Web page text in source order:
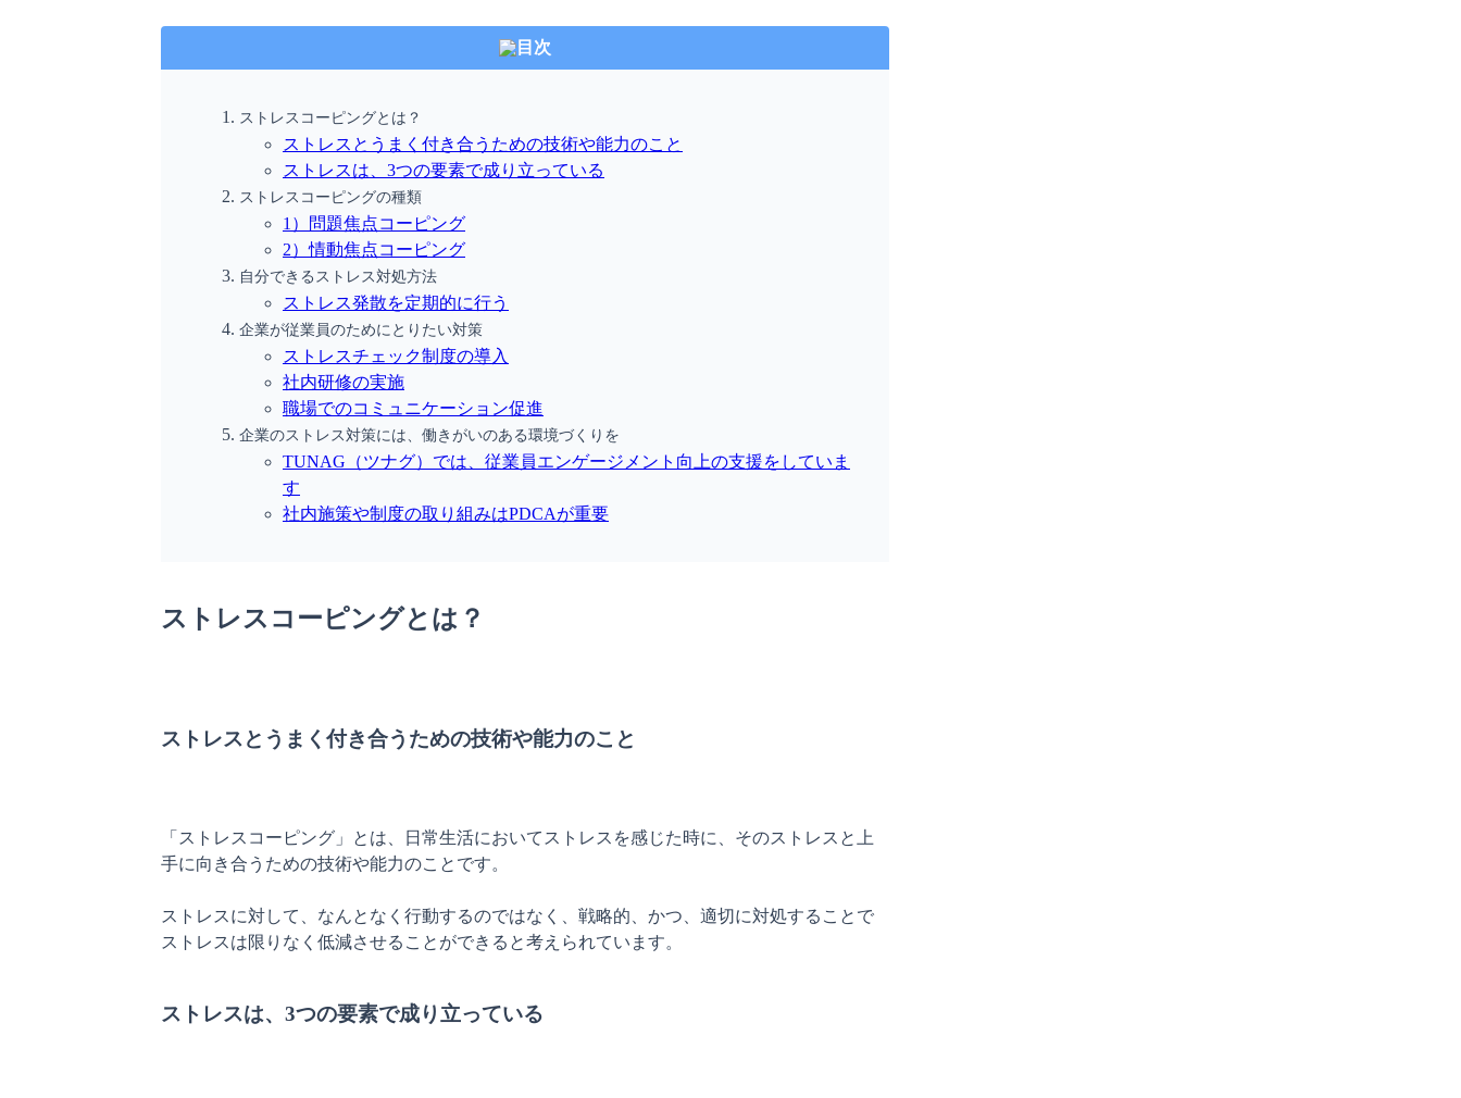
目次
ストレスコーピングとは？
ストレスとうまく付き合うための技術や能力のこと
ストレスは、3つの要素で成り立っている
ストレスコーピングの種類
1）問題焦点コーピング
2）情動焦点コーピング
自分できるストレス対処方法
ストレス発散を定期的に行う
企業が従業員のためにとりたい対策
ストレスチェック制度の導入
社内研修の実施
職場でのコミュニケーション促進
企業のストレス対策には、働きがいのある環境づくりを
TUNAG（ツナグ）では、従業員エンゲージメント向上の支援をしていま
す
社内施策や制度の取り組みはPDCAが重要
ストレスコーピングとは？
ストレスとうまく付き合うための技術や能力のこと
「ストレスコーピング」とは、日常生活においてストレスを感じた時に、そのストレスと上
手に向き合うための技術や能力のことです。
ストレスに対して、なんとなく行動するのではなく、戦略的、かつ、適切に対処することで
ストレスは限りなく低減させることができると考えられています。
ストレスは、3つの要素で成り立っている